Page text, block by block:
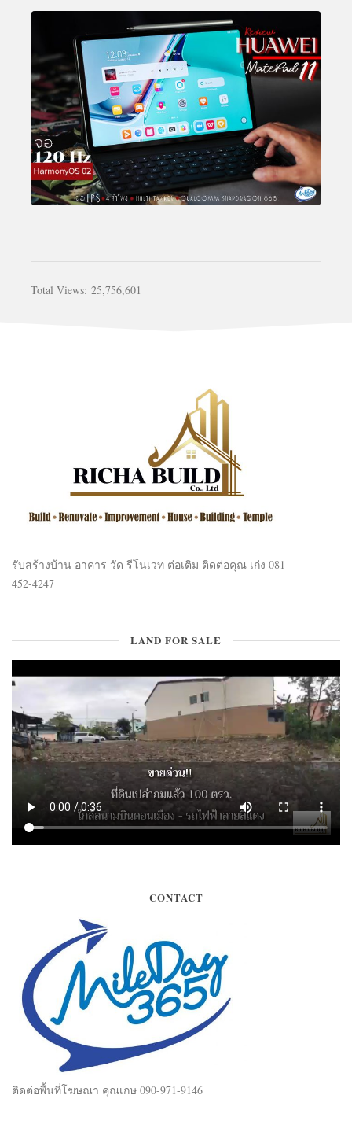
Total Views: 25,756,601
รับสร้างบ้าน อาคาร วัด รีโนเวท ต่อเติม ติดต่อคุณ เก่ง 081-
452-4247
LAND FOR SALE
CONTACT
ติดต่อพื้นที่โฆษณา คุณเกษ 090-971-9146